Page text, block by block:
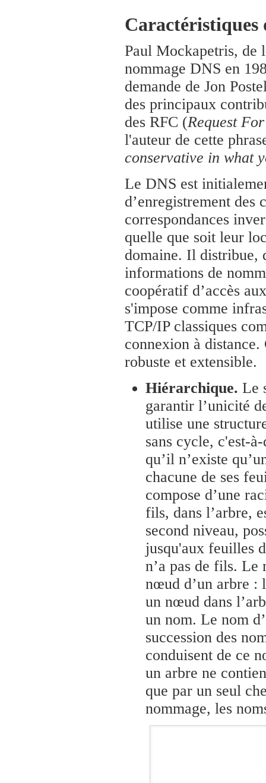
Caractéristiques
Paul Mockapetris, de
nommage DNS en
demande de Jon
des principaux
des RFC (Request
l'auteur de cette
conservative in what
Le DNS est
d’enregistrement des
correspondances
quelle que soit leur
domaine. Il distribue,
informations de
coopératif d’accès
s'impose comme
TCP/IP classiques
connexion à
robuste et extensible.
Hiérarchique. Le
garantir l’unicité
utilise une
sans cycle, c'est-
qu’il n’existe
chacune de ses
compose d’une
fils, dans l’arbre,
second niveau,
jusqu'aux feuilles
n’a pas de fils. Le
nœud d’un arbre :
un nœud dans
un nom. Le nom
succession des
conduisent de ce
un arbre ne
que par un seul
nommage, les